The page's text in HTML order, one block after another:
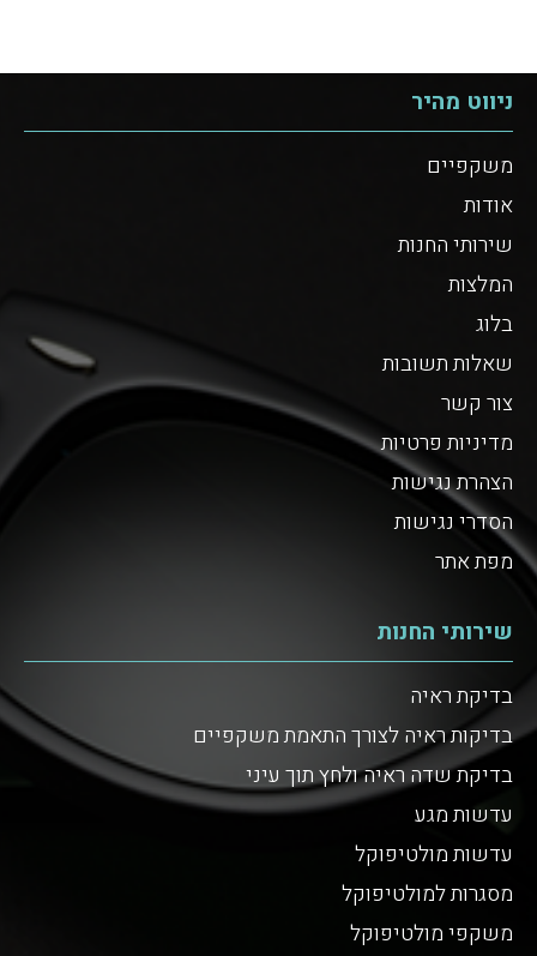
ניווט מהיר
משקפיים
אודות
שירותי החנות
המלצות
בלוג
שאלות תשובות
צור קשר
מדיניות פרטיות
הצהרת נגישות
הסדרי נגישות
מפת אתר
שירותי החנות
בדיקת ראיה
בדיקות ראיה לצורך התאמת משקפיים
בדיקת שדה ראיה ולחץ תוך עיני
עדשות מגע
עדשות מולטיפוקל
מסגרות למולטיפוקל
משקפי מולטיפוקל